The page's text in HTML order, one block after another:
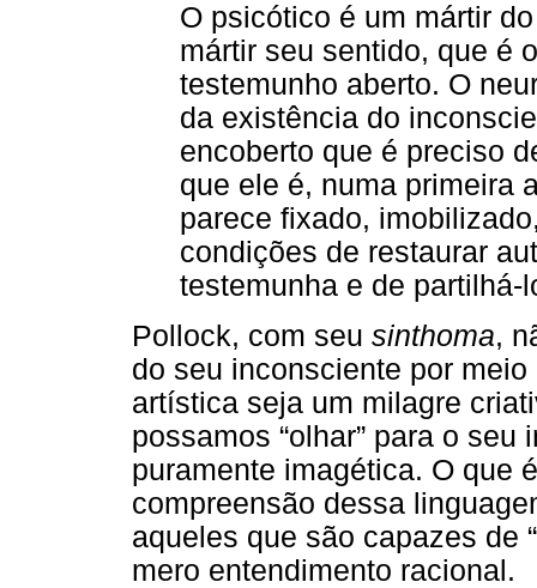
O psicótico é um mártir
mártir seu sentido, que é
testemunho aberto. O
da existência do
encoberto que é preciso
que ele é, numa primeira
parece fixado,
condições de restaurar
testemunha e de
Pollock, com seu sinthoma,
do seu inconsciente por
artística seja um milagre
possamos “olhar” para o
puramente imagética. O que
compreensão dessa
aqueles que são capazes de
mero entendimento racional.